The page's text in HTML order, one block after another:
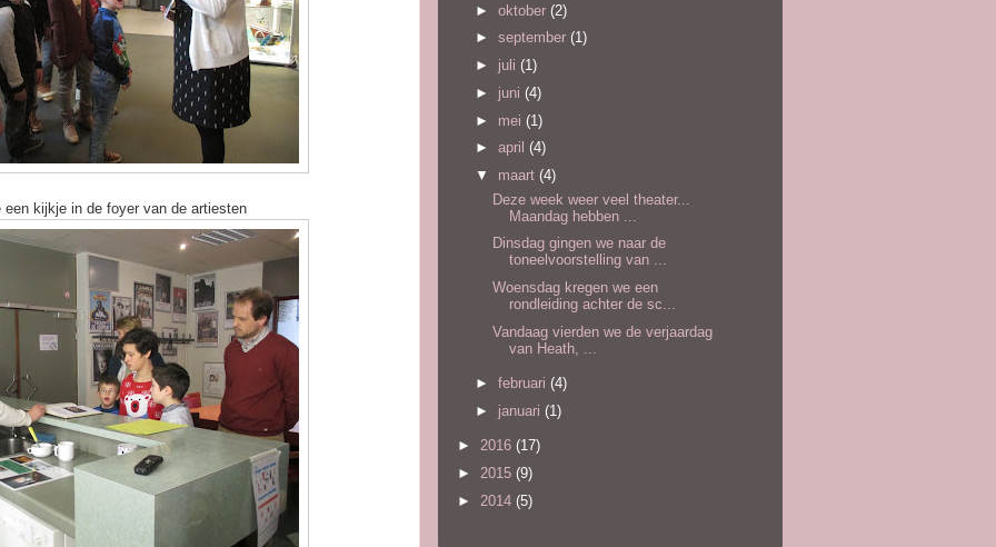
een kijkje in de foyer van de artiesten
► oktober (2)
► september (1)
► juli (1)
► juni (4)
► mei (1)
► april (4)
▼ maart (4)
Deze week weer veel theater...
Maandag hebben ...
Dinsdag gingen we naar de
toneelvoorstelling van ...
Woensdag kregen we een
rondleiding achter de sc...
Vandaag vierden we de verjaardag
van Heath, ...
► februari (4)
► januari (1)
► 2016 (17)
► 2015 (9)
► 2014 (5)